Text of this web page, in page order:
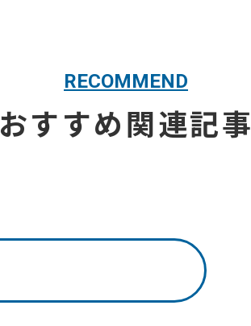
RECOMMEND
おすすめ関連記事